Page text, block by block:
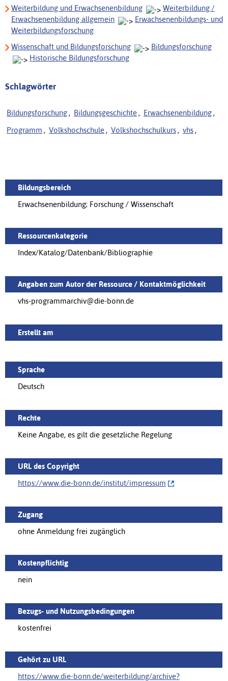
Weiterbildung und Erwachsenenbildung
Weiterbildung /
Erwachsenenbildung allgemein
Erwachsenenbildungs- und
Weiterbildungsforschung
Wissenschaft und Bildungsforschung
Bildungsforschung
Historische Bildungsforschung
Schlagwörter
Bildungsforschung , Bildungsgeschichte , Erwachsenenbildung ,
Programm , Volkshochschule , Volkshochschulkurs , vhs ,
Bildungsbereich
Erwachsenenbildung; Forschung / Wissenschaft
Ressourcenkategorie
Index/Katalog/Datenbank/Bibliographie
Angaben zum Autor der Ressource / Kontaktmöglichkeit
vhs-programmarchiv@die-bonn.de
Erstellt am
Sprache
Deutsch
Rechte
Keine Angabe, es gilt die gesetzliche Regelung
URL des Copyright
https://www.die-bonn.de/institut/‌impressum
Zugang
ohne Anmeldung frei zugänglich
Kostenpflichtig
nein
Bezugs- und Nutzungsbedingungen
kostenfrei
Gehört zu URL
https://www.die-bonn.de/weiterbildung/‌archive?